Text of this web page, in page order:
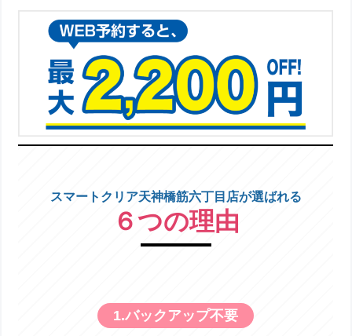
スマートクリア天神橋筋六丁目店が選ばれる
６つの理由
1.バックアップ不要